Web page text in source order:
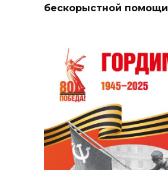
бескорыстной помощи